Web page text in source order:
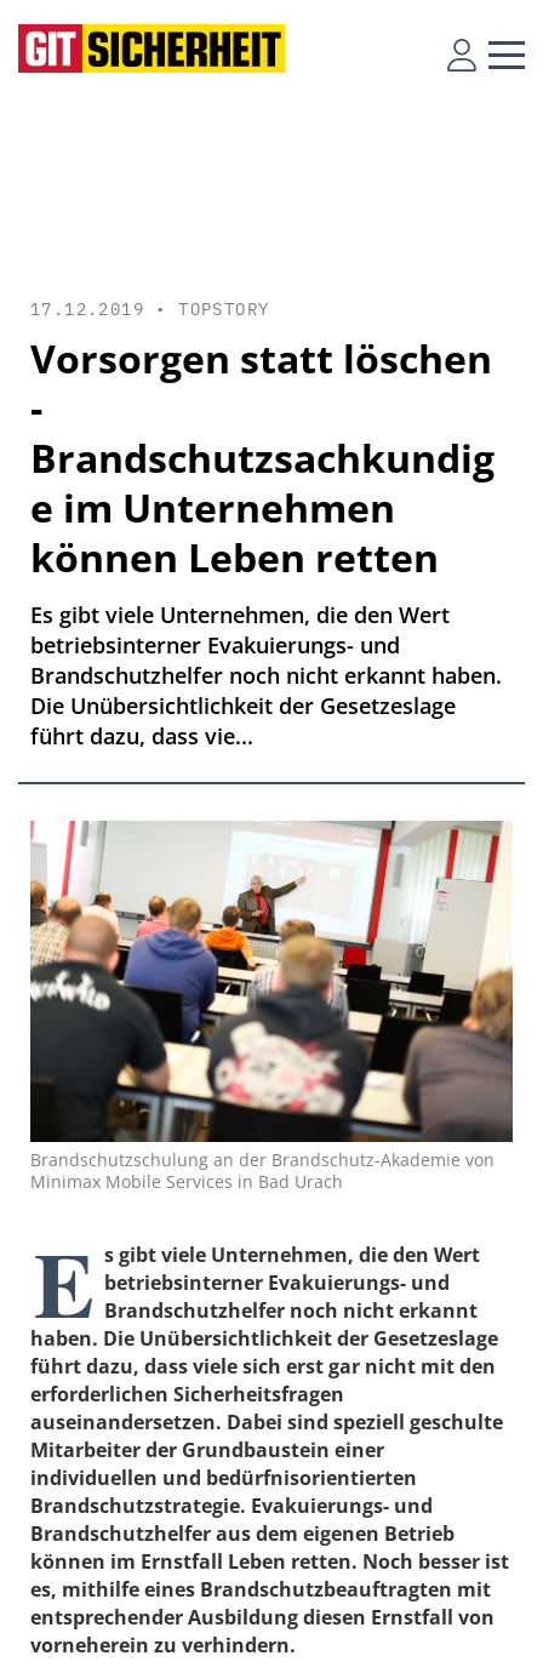
17.12.2019 •TOPSTORY
Vorsorgen statt löschen
-
Brandschutzsachkundig
e im Unternehmen
können Leben retten
Es gibt viele Unternehmen, die den Wert
betriebsinterner Evakuierungs- und
Brandschutzhelfer noch nicht erkannt haben.
Die Unübersichtlichkeit der Gesetzeslage
führt dazu, dass vie...
Brandschutzschulung an der Brandschutz-Akademie von
Minimax Mobile Services in Bad Urach
E s gibt viele Unternehmen, die den Wert
betriebsinterner Evakuierungs- und
Brandschutzhelfer noch nicht erkannt
haben. Die Unübersichtlichkeit der Gesetzeslage
führt dazu, dass viele sich erst gar nicht mit den
erforderlichen Sicherheitsfragen
auseinandersetzen. Dabei sind speziell geschulte
Mitarbeiter der Grundbaustein einer
individuellen und bedürfnisorientierten
Brandschutzstrategie. Evakuierungs- und
Brandschutzhelfer aus dem eigenen Betrieb
können im Ernstfall Leben retten. Noch besser ist
es, mithilfe eines Brandschutzbeauftragten mit
entsprechender Ausbildung diesen Ernstfall von
vorneherein zu verhindern.